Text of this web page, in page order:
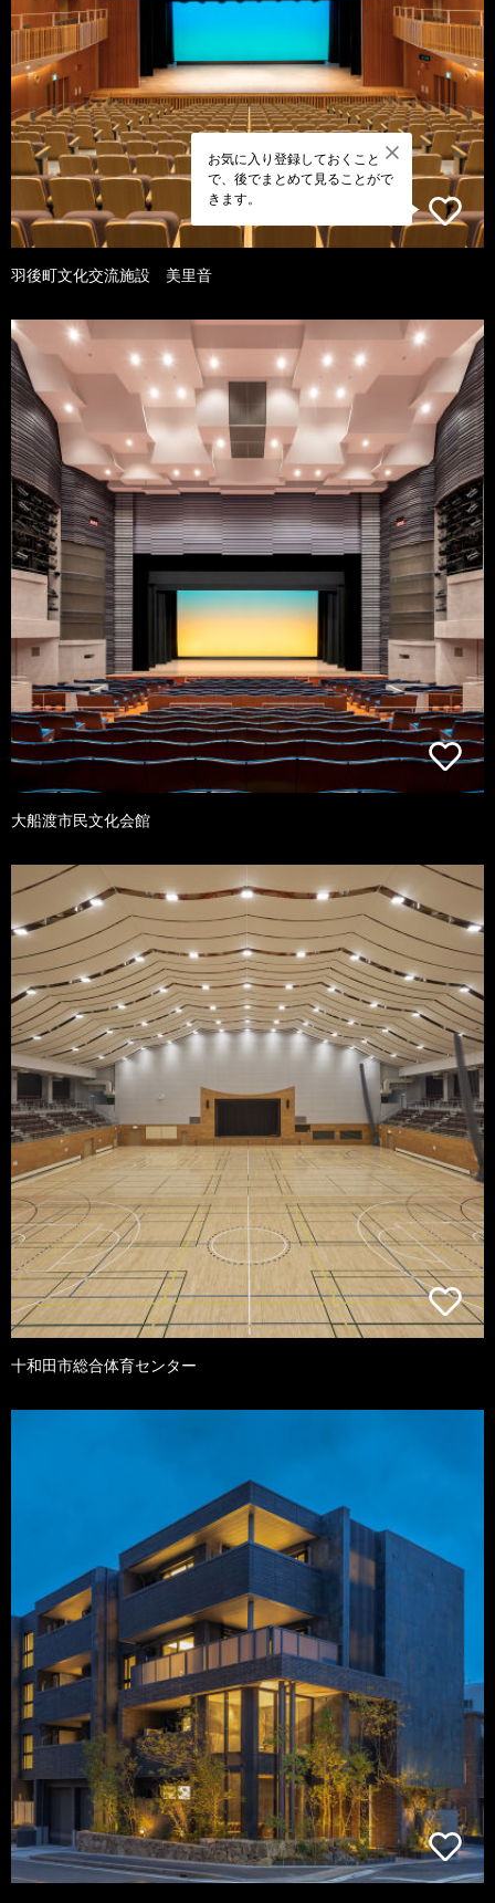
お気に入り登録しておくこと
で、後でまとめて見ることがで
きます。
羽後町文化交流施設 美里音
大船渡市民文化会館
十和田市総合体育センター